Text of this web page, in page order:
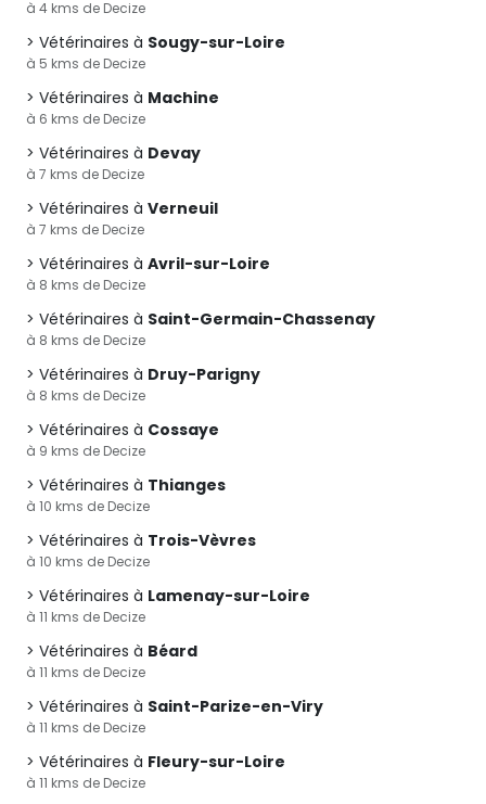
à 4 kms de Decize
Vétérinaires à Sougy-sur-Loire
à 5 kms de Decize
Vétérinaires à Machine
à 6 kms de Decize
Vétérinaires à Devay
à 7 kms de Decize
Vétérinaires à Verneuil
à 7 kms de Decize
Vétérinaires à Avril-sur-Loire
à 8 kms de Decize
Vétérinaires à Saint-Germain-Chassenay
à 8 kms de Decize
Vétérinaires à Druy-Parigny
à 8 kms de Decize
Vétérinaires à Cossaye
à 9 kms de Decize
Vétérinaires à Thianges
à 10 kms de Decize
Vétérinaires à Trois-Vèvres
à 10 kms de Decize
Vétérinaires à Lamenay-sur-Loire
à 11 kms de Decize
Vétérinaires à Béard
à 11 kms de Decize
Vétérinaires à Saint-Parize-en-Viry
à 11 kms de Decize
Vétérinaires à Fleury-sur-Loire
à 11 kms de Decize